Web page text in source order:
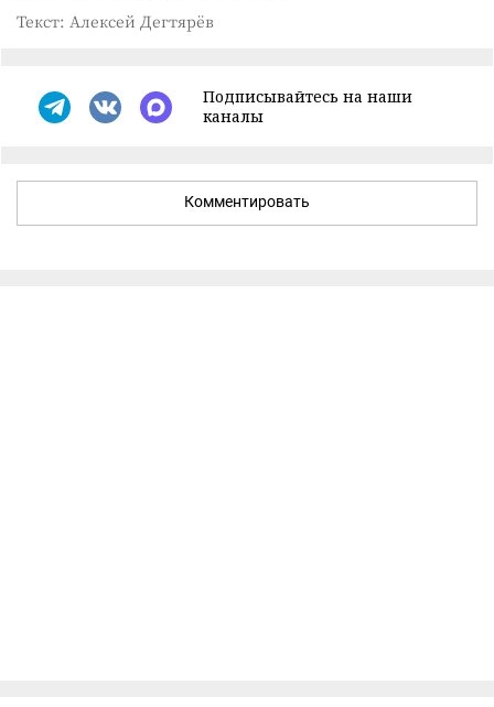
Текст: Алексей Дегтярёв
Подписывайтесь на наши
каналы
Комментировать